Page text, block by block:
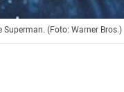
(Foto: Warner Bros.)